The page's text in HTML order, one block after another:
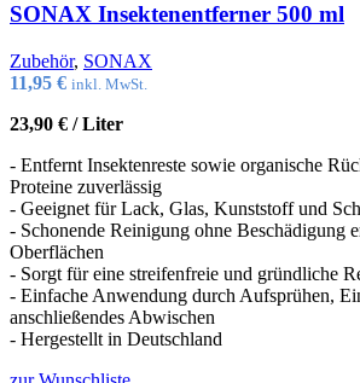
SONAX Insektenentferner 500 ml
Zubehör, SONAX
11,95 € inkl. MwSt.
23,90 € /Liter
- Entfernt Insektenreste sowie organische
Proteine zuverlässig
- Geeignet für Lack, Glas, Kunststoff und
- Schonende Reinigung ohne Beschädigung
Oberflächen
- Sorgt für eine streifenfreie und gründliche
- Einfache Anwendung durch Aufsprühen,
anschließendes Abwischen
- Hergestellt in Deutschland